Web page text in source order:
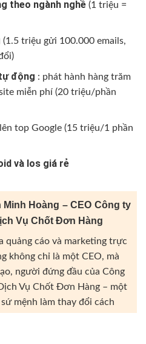
theo ngành nghề (1 triệu =
(1.5 triệu gửi 100.000 emails,
động : phát hành hàng trăm
miễn phí (20 triệu/phần
lên top Google (15 triệu/1 phần
và Ios giá rẻ
Hoàng – CEO Công ty
Vụ Chốt Đơn Hàng
quảng cáo và marketing trực
không chỉ là một CEO, mà
người đứng đầu của Công
Vụ Chốt Đơn Hàng – một
mệnh làm thay đổi cách
và tương tác với khách hàng